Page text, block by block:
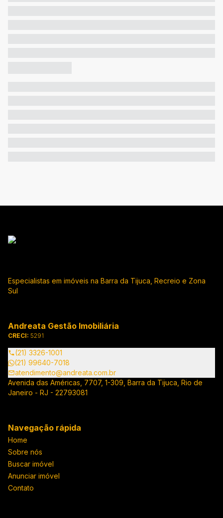
Especialistas em imóveis na Barra da Tijuca, Recreio e Zona
Sul
Andreata Gestão Imobiliária
CRECI: 5291
(21) 3326-1001
(21) 99640-7018
atendimento@andreata.com.br
Avenida das Américas, 7707, 1-309, Barra da Tijuca, Rio de
Janeiro - RJ - 22793081
Navegação rápida
Home
Sobre nós
Buscar imóvel
Anunciar imóvel
Contato